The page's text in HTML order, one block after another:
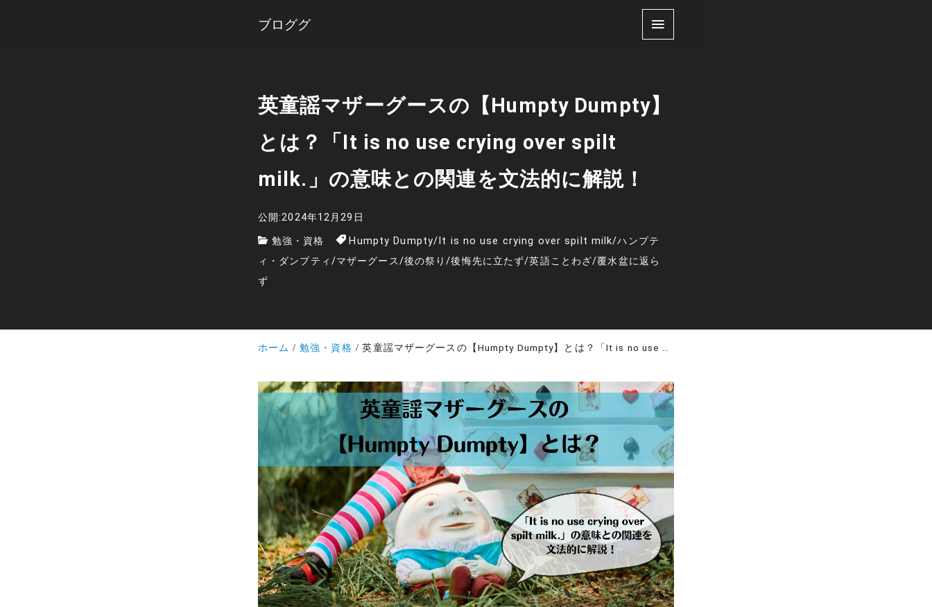
ブロググ
英童謡マザーグースの【Humpty Dumpty】
とは？「It is no use crying over spilt
milk.」の意味との関連を文法的に解説！
公開:2024年12月29日
勉強・資格
Humpty Dumpty/ It is no use crying over spilt milk/ハンプテ
ィ・ダンプティ /マザーグース/後の祭り/後悔先に立たず/英語ことわざ/覆水盆に返ら
ず
ホーム 勉強・資格 英童謡マザーグースの【Humpty Dumpty】とは？「It is no use crying over spilt milk.」の意味との関連を文法的に解説！